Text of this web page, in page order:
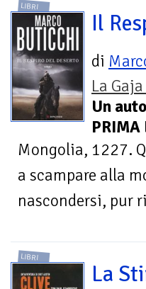
LIBRI
Il
di
La
Un
PRIMA
Mongolia, 1227.
a scampare alla
nascondersi, pur
LIBRI
La